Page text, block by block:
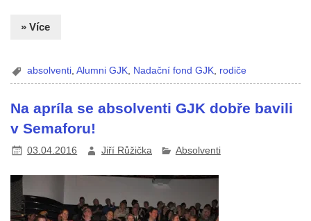
» Více
absolventi ,Alumni GJK Nadační fond GJK rodiče
Na apríla se absolventi GJK dobře bavili
v Semaforu!
03.04.2016 Jiří Růžička Absolventi